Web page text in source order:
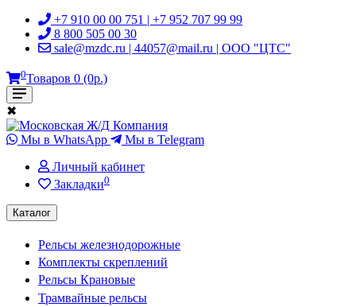
+7 910 00 00 751 | +7 952 707 99 99
8 800 505 00 30
sale@mzdc.ru | 44057@mail.ru | ООО "ЦТС"
0Товаров 0 (0р.)
✖
Мы в WhatsApp
Мы в Telegram
Личный кабинет
Закладки0
Каталог
Рельсы железнодорожные
Комплекты скреплений
Рельсы Крановые
Трамвайные рельсы